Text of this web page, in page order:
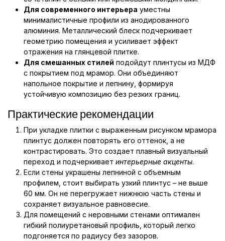
Для современного интерьера уместны
минималистичные профили из анодированного
алюминия. Металлический блеск подчеркивает
геометрию помещения и усиливает эффект
отражения на глянцевой плитке.
Для смешанных стилей подойдут плинтусы из МДФ
с покрытием под мрамор. Они объединяют
напольное покрытие и лепнину, формируя
устойчивую композицию без резких границ.
Практические рекомендации
При укладке плитки с выраженным рисунком мрамора
плинтус должен повторять его оттенок, а не
контрастировать. Это создает плавный визуальный
переход и подчеркивает интерьерные акценты.
Если стены украшены лепниной с объемным
профилем, стоит выбирать узкий плинтус – не выше
60 мм. Он не перегружает нижнюю часть стены и
сохраняет визуальное равновесие.
Для помещений с неровными стенами оптимален
гибкий полиуретановый профиль, который легко
подгоняется по радиусу без зазоров.